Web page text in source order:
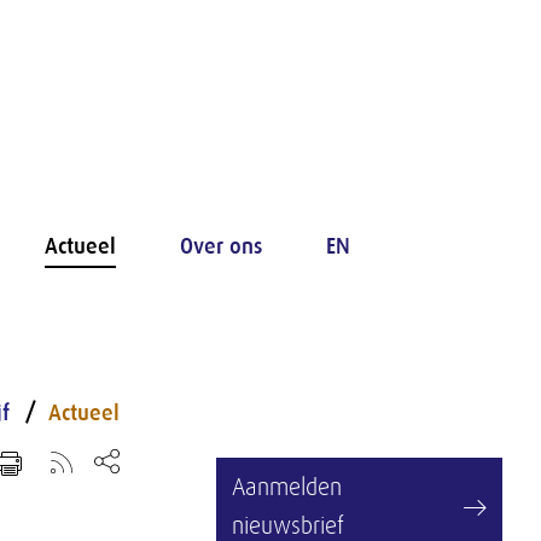
Actueel Over ons EN
Actueel
Aanmelden
nieuwsbrief